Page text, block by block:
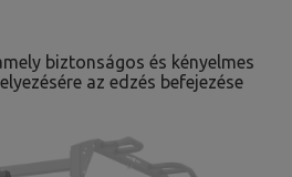
biztonságos és kényelmes
az edzés befejezése